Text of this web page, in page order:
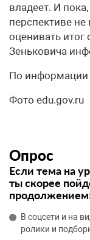
владеет. И
перспективе
оценивать итог
Зеньковича
По информации
Фото edu.gov.ru
Опрос
Если тема на
ты скорее
В соцсети и на
ролики и